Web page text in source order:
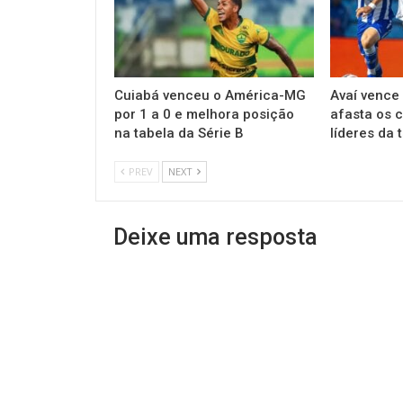
Cuiabá venceu o América-MG
por 1 a 0 e melhora posição
na tabela da Série B
Avaí
afasta os
líderes da
PREV NEXT
Deixe uma resposta